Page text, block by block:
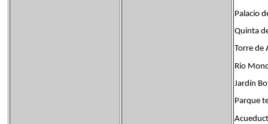
Palacio
Quinta
Torre de
Rio
Jardín
Parque